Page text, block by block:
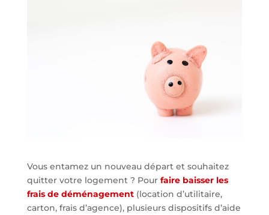
Vous entamez un nouveau départ et souhaitez
quitter votre logement ? Pour faire baisser les
frais de déménagement(location d’utilitaire,
carton, frais d’agence), plusieurs dispositifs d’aide